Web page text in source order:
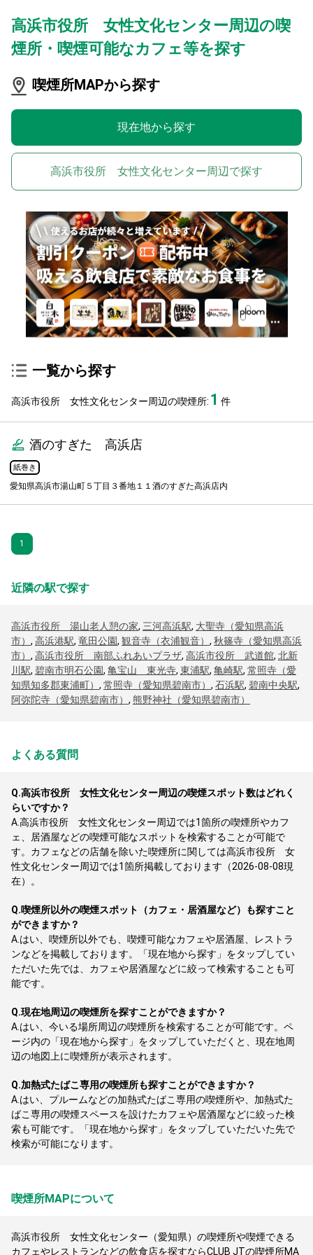
高浜市役所 女性文化センター周辺の喫
煙所・喫煙可能なカフェ等を探す
喫煙所MAPから探す
現在地から探す
高浜市役所 女性文化センター周辺で探す
一覧から探す
高浜市役所 女性文化センター周辺の喫煙所: 1 件
酒のすぎた 高浜店
紙巻き
愛知県高浜市湯山町５丁目３番地１１酒のすぎた高浜店内
1
近隣の駅で探す
高浜市役所 湯山老人憩の家, 三河高浜駅, 大聖寺（愛知県高浜
市） , 高浜港駅, 竜田公園, 観音寺（衣浦観音） , 秋篠寺（愛知県高浜
市） , 高浜市役所 南部ふれあいプラザ, 高浜市役所 武道館, 北新
川駅, 碧南市明石公園, 亀宝山 東光寺, 東浦駅, 亀崎駅, 常照寺（愛
知県知多郡東浦町） , 常照寺（愛知県碧南市） , 石浜駅, 碧南中央駅,
阿弥陀寺（愛知県碧南市） , 熊野神社（愛知県碧南市）
よくある質問
Q.高浜市役所 女性文化センター周辺の喫煙スポット数はどれく
らいですか？
A.高浜市役所 女性文化センター周辺では1箇所の喫煙所やカフ
ェ、居酒屋などの喫煙可能なスポットを検索することが可能で
す。カフェなどの店舗を除いた喫煙所に関しては高浜市役所 女
性文化センター周辺では1箇所掲載しております（2026-08-08現
在）。
Q.喫煙所以外の喫煙スポット（カフェ・居酒屋など）も探すこと
ができますか？
A. はい、喫煙所以外でも、喫煙可能なカフェや居酒屋、レストラ
ンなどを掲載しております。「現在地から探す」をタップしてい
ただいた先では、カフェや居酒屋などに絞って検索することも可
能です。
Q.現在地周辺の喫煙所を探すことができますか？
A. はい、今いる場所周辺の喫煙所を検索することが可能です。ペ
ージ内の「現在地から探す」をタップしていただくと、現在地周
辺の地図上に喫煙所が表示されます。
Q.加熱式たばこ専用の喫煙所も探すことができますか？
A. はい、プルームなどの加熱式たばこ専用の喫煙所や、加熱式た
ばこ専用の喫煙スペースを設けたカフェや居酒屋などに絞った検
索も可能です。「現在地から探す」をタップしていただいた先で
検索が可能になります。
喫煙所MAPについて
高浜市役所 女性文化センター（愛知県）の喫煙所や喫煙できる
カフェやレストランなどの飲食店を探すならCLUB JTの喫煙所MA